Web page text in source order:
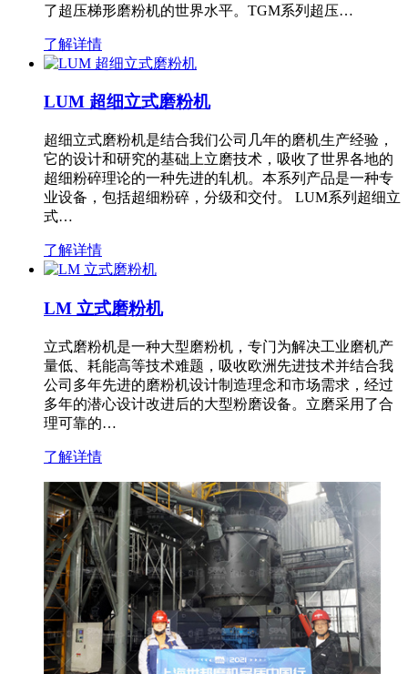
了超压梯形磨粉机的世界水平。TGM系列超压…
了解详情
LUM 超细立式磨粉机
超细立式磨粉机是结合我们公司几年的磨机生产经验，
它的设计和研究的基础上立磨技术，吸收了世界各地的
超细粉碎理论的一种先进的轧机。本系列产品是一种专
业设备，包括超细粉碎，分级和交付。 LUM系列超细立
式…
了解详情
LM 立式磨粉机
立式磨粉机是一种大型磨粉机，专门为解决工业磨机产
量低、耗能高等技术难题，吸收欧洲先进技术并结合我
公司多年先进的磨粉机设计制造理念和市场需求，经过
多年的潜心设计改进后的大型粉磨设备。立磨采用了合
理可靠的…
了解详情